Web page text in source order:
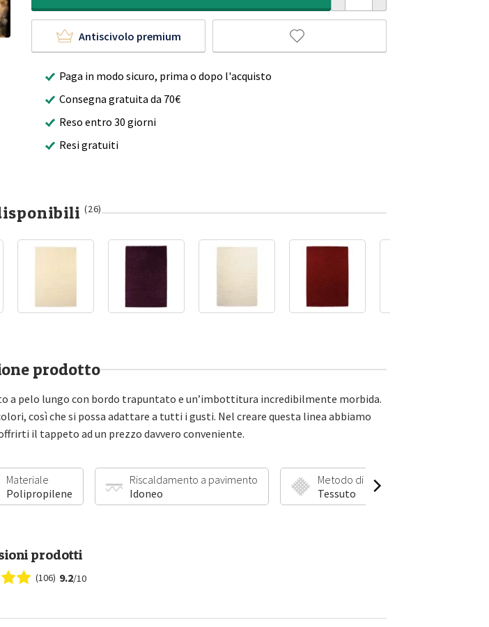
Antiscivolo premium
Paga in modo sicuro, prima o dopo l'acquisto
Consegna gratuita da 70€
Reso entro 30 giorni
Resi gratuiti
(26)
prodotto
a pelo lungo con bordo trapuntato e un’imbottitura incredibilmente morbida.
così che si possa adattare a tutti i gusti. Nel creare questa linea abbiamo
il tappeto ad un prezzo davvero conveniente.
Materiale
Polipropilene
Riscaldamento a pavimento
Idoneo
Metodo di produzione
Tessuto
prodotti
(106) 9.2/10